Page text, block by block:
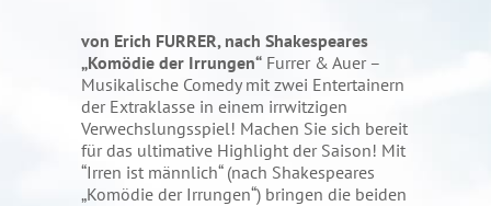
von Erich FURRER, nach Shakespeares
„Komödie der Irrungen“ Furrer & Auer –
Musikalische Comedy mit zwei Entertainern
der Extraklasse in einem irrwitzigen
Verwechslungsspiel! Machen Sie sich bereit
für das ultimative Highlight der Saison! Mit
“Irren ist männlich“ (nach Shakespeares
„Komödie der Irrungen“) bringen die beiden